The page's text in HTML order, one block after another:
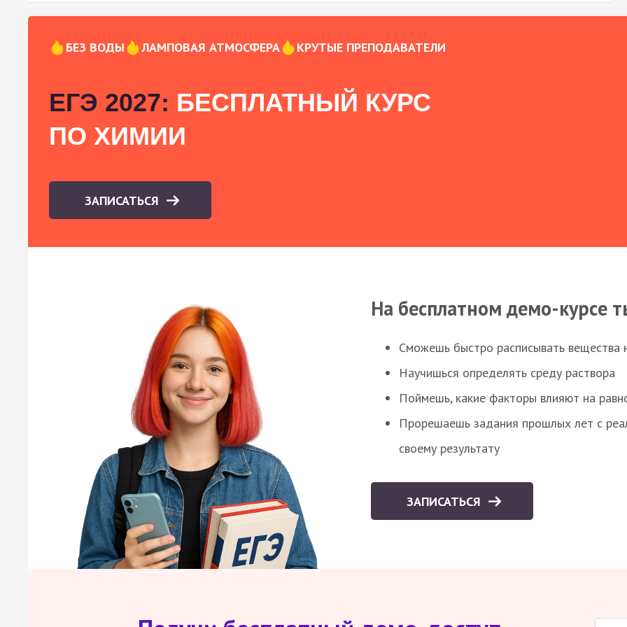
БЕЗ ВОДЫ ЛАМПОВАЯ АТМОСФЕРА КРУТЫЕ ПРЕПОДАВАТЕЛИ
ЕГЭ 2027: БЕСПЛАТНЫЙ КУРС
ПО ХИМИИ
ЗАПИСАТЬСЯ
На бесплатном демо-курсе
Сможешь быстро расписывать вещества
Научишься определять среду раствора
Поймешь, какие факторы влияют на
Прорешаешь задания прошлых лет с
своему результату
ЗАПИСАТЬСЯ